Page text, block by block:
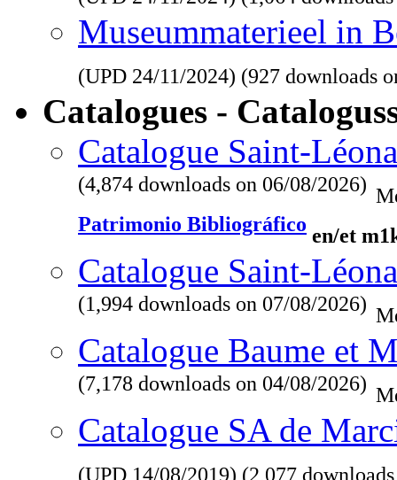
Museummaterieel in
(UPD 24/11/2024) (927 downloads
Catalogues -
Catalogue Saint-
(4,874 downloads on 06/08/2026)
Patrimonio Bibliográfico en/et
Catalogue Saint-
(1,994 downloads on 07/08/2026)
Catalogue Baume et
(7,178 downloads on 04/08/2026)
Catalogue SA de
(UPD 14/08/2019) (2,077